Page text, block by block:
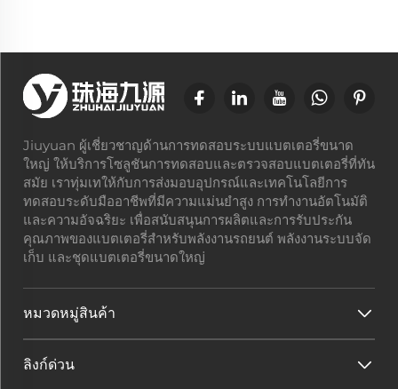
Jiuyuan ผู้เชี่ยวชาญด้านการทดสอบระบบแบตเตอรี่ขนาด
ใหญ่ ให้บริการโซลูชันการทดสอบและตรวจสอบแบตเตอรี่ที่ทัน
สมัย เราทุ่มเทให้กับการส่งมอบอุปกรณ์และเทคโนโลยีการ
ทดสอบระดับมืออาชีพที่มีความแม่นยำสูง การทำงานอัตโนมัติ
และความอัจฉริยะ เพื่อสนับสนุนการผลิตและการรับประกัน
คุณภาพของแบตเตอรี่สำหรับพลังงานรถยนต์ พลังงานระบบจัด
เก็บ และชุดแบตเตอรี่ขนาดใหญ่
หมวดหมู่สินค้า
ลิงก์ด่วน